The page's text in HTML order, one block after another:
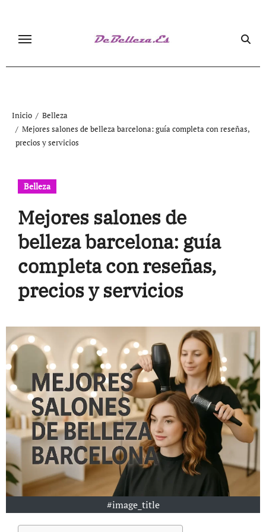
contenido
Inicio
Belleza
Mejores salones de belleza barcelona: guía completa con reseñas,
precios y servicios
Belleza
Mejores salones de
belleza barcelona: guía
completa con reseñas,
precios y servicios
#image_title